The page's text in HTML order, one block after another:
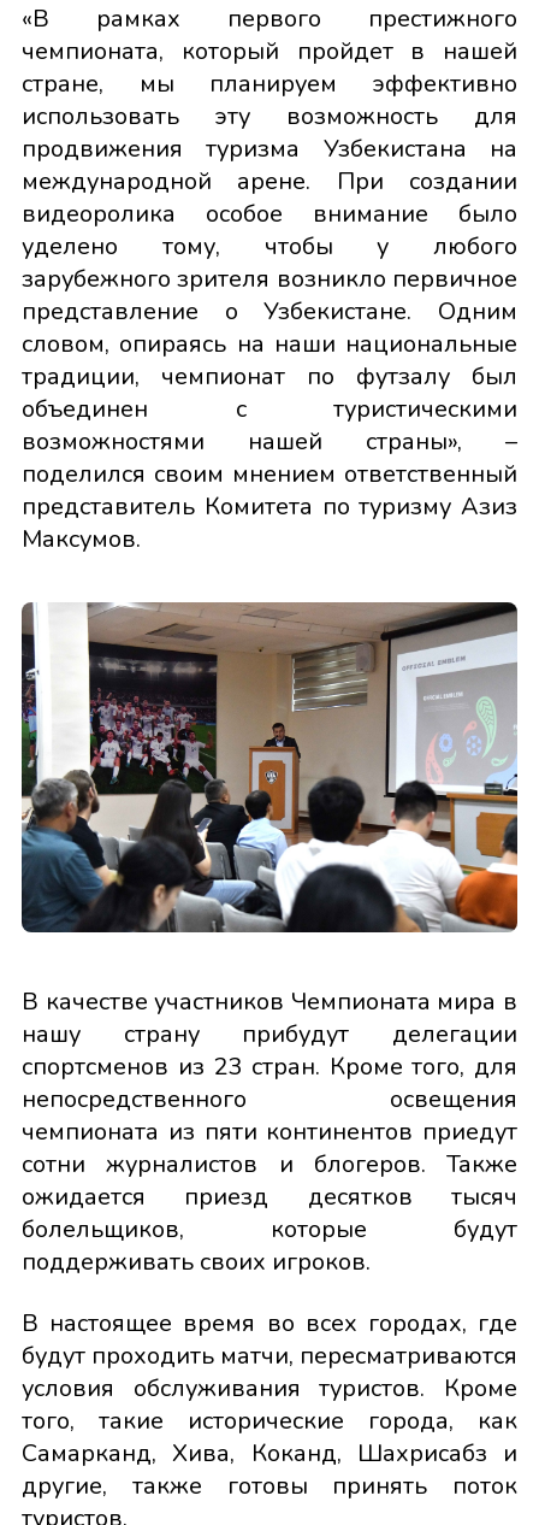
«В рамках первого престижного
чемпионата, который пройдет в нашей
стране, мы планируем эффективно
использовать эту возможность для
продвижения туризма Узбекистана на
международной арене. При создании
видеоролика особое внимание было
уделено тому, чтобы у любого
зарубежного зрителя возникло первичное
представление о Узбекистане. Одним
словом, опираясь на наши национальные
традиции, чемпионат по футзалу был
объединен с туристическими
возможностями нашей страны», –
поделился своим мнением ответственный
представитель Комитета по туризму Азиз
Максумов.
В качестве участников Чемпионата мира в
нашу страну прибудут делегации
спортсменов из 23 стран. Кроме того, для
непосредственного освещения
чемпионата из пяти континентов приедут
сотни журналистов и блогеров. Также
ожидается приезд десятков тысяч
болельщиков, которые будут
поддерживать своих игроков.
В настоящее время во всех городах, где
будут проходить матчи, пересматриваются
условия обслуживания туристов. Кроме
того, такие исторические города, как
Самарканд, Хива, Коканд, Шахрисабз и
другие, также готовы принять поток
туристов.